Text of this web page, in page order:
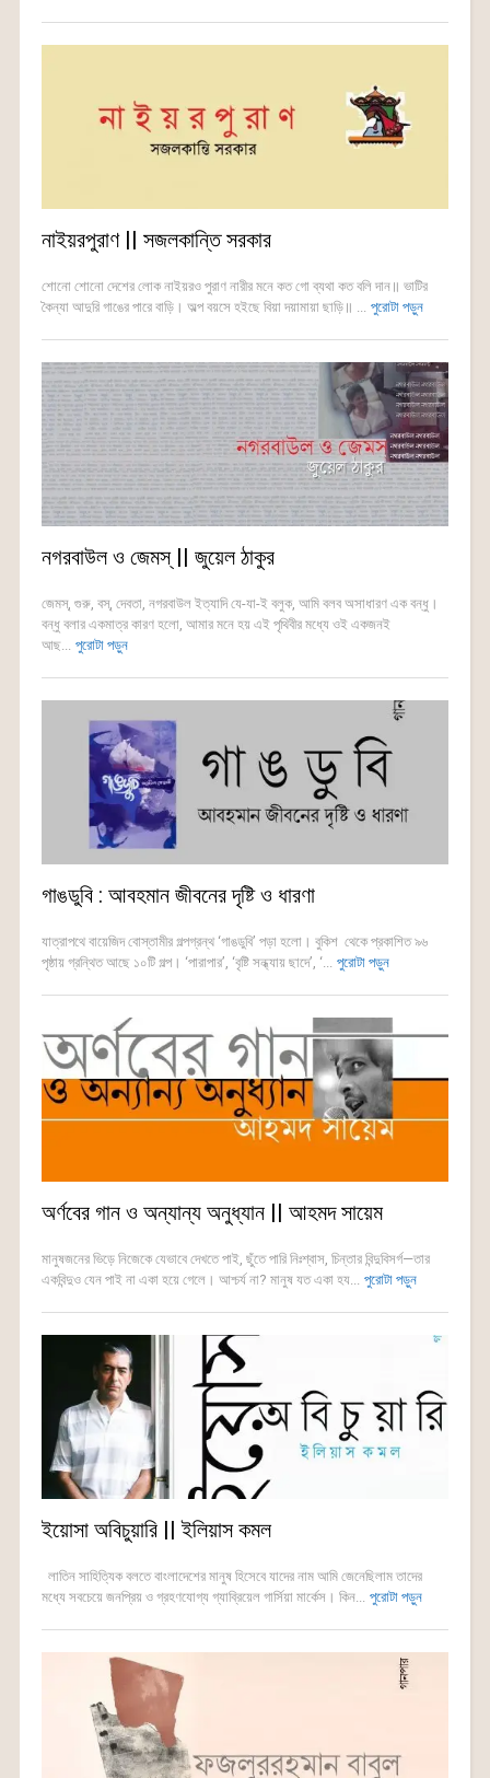
নাইয়রপুরাণ || সজলকান্তি সরকার
শোনো শোনো দেশের লোক নাইয়রও পুরাণ নারীর মনে কত গো ব্যথা কত বলি দান॥ ভাটির
কৈন্যা আদুরি গাঙের পারে বাড়ি। অল্প বয়সে হইছে বিয়া দয়ামায়া ছাড়ি॥ ... পুরোটা পড়ুন
নগরবাউল ও জেমস্ || জুয়েল ঠাকুর
জেমস্, গুরু, বস্, দেবতা, নগরবাউল ইত্যাদি যে-যা-ই বলুক, আমি বলব অসাধারণ এক বন্ধু।
বন্ধু বলার একমাত্র কারণ হলো, আমার মনে হয় এই পৃথিবীর মধ্যে ওই একজনই
আছ... পুরোটা পড়ুন
গাঙডুবি : আবহমান জীবনের দৃষ্টি ও ধারণা
যাত্রাপথে বায়েজিদ বোস্তামীর গল্পগ্রন্থ ‘গাঙডুবি’ পড়া হলো। বুকিশ থেকে প্রকাশিত ৯৬
পৃষ্ঠায় গ্রন্থিত আছে ১০টি গল্প। ‘পারাপার’, ‘বৃষ্টি সন্ধ্যায় ছাদে’, ‘... পুরোটা পড়ুন
অর্ণবের গান ও অন্যান্য অনুধ্যান || আহমদ সায়েম
মানুষজনের ভিড়ে নিজেকে যেভাবে দেখতে পাই, ছুঁতে পারি নিঃশ্বাস, চিন্তার বিন্দুবিসর্গ—তার
একবিন্দুও যেন পাই না একা হয়ে গেলে। আশ্চর্য না? মানুষ যত একা হয... পুরোটা পড়ুন
ইয়োসা অবিচুয়ারি || ইলিয়াস কমল
লাতিন সাহিত্যিক বলতে বাংলাদেশের মানুষ হিসেবে যাদের নাম আমি জেনেছিলাম তাদের
মধ্যে সবচেয়ে জনপ্রিয় ও গ্রহণযোগ্য গ্যাব্রিয়েল গার্সিয়া মার্কেস। কিন... পুরোটা পড়ুন